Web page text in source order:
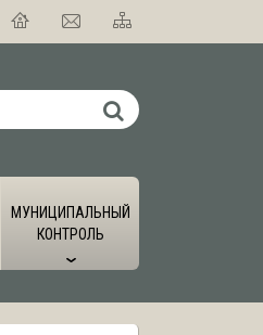
МУНИЦИПАЛЬНЫЙ
КОНТРОЛЬ